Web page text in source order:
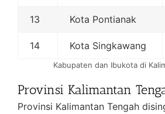
13 Kota Pontianak
14 Kota Singkawang
Kabupaten dan Ibukota di
Provinsi Kalimantan
Provinsi Kalimantan Tengah